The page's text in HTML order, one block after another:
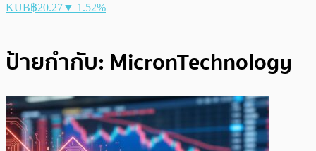
KUB฿20.27▼ 1.52%
ป้ายกำกับ: MicronTechnology